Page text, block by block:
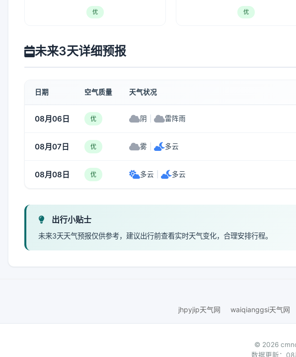
优 优
未来3天详细预报
日期 空气质量 天气状况
08月06日 优 阴 雷阵雨
08月07日 优 雾 多云
08月08日 优 多云 多云
出行小贴士
未来3天天气预报仅供参考，建议出行前查看实时天气变化，合理安排行程。
jhpyjip天气网
waiqianggsi天气网
© 2026
数据更新：